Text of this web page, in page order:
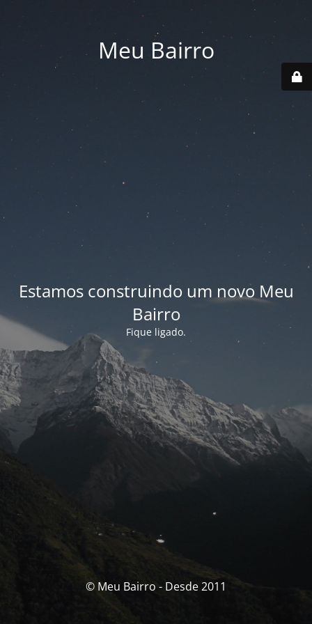
Meu Bairro
Estamos construindo um novo Meu
Bairro
Fique ligado.
© Meu Bairro - Desde 2011